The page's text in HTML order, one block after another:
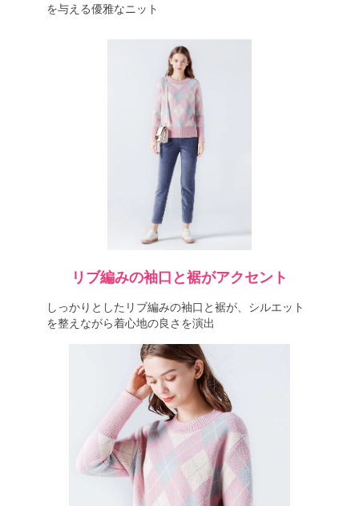
を与える優雅なニット
リブ編みの袖口と裾がアクセント
しっかりとしたリブ編みの袖口と裾が、シルエット
を整えながら着心地の良さを演出